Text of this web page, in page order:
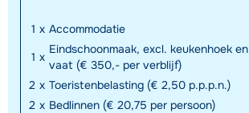
1 x Accommodatie
1 x
Eindschoonmaak, excl. keukenhoek en
vaat (€ 350,- per verblijf)
2 x Toeristenbelasting (€ 2,50 p.p.p.n.)
2 x Bedlinnen (€ 20,75 per persoon)